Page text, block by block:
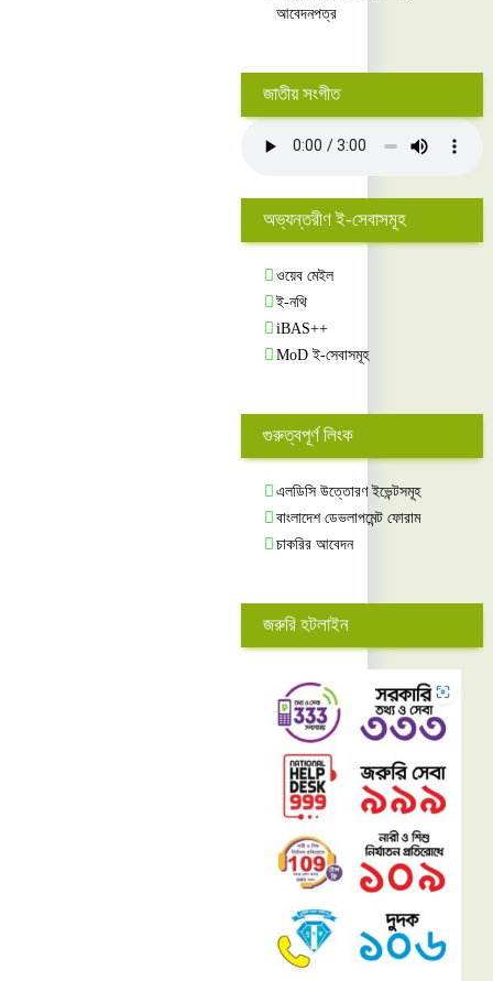
আবেদনপত্র
জাতীয় সংগীত
অভ্যন্তরীণ ই-সেবাসমূহ
ওয়েব মেইল
ই-নথি
iBAS++
MoD ই-সেবাসমূহ
গুরুত্বপূর্ণ লিংক
এলডিসি উত্তোরণ ইভেন্টসমূহ
বাংলাদেশ ডেভলাপমেন্ট ফোরাম
চাকরির আবেদন
জরুরি হটলাইন